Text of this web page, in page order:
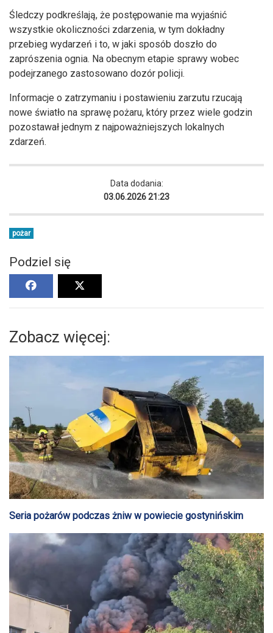
Śledczy podkreślają, że postępowanie ma wyjaśnić
wszystkie okoliczności zdarzenia, w tym dokładny
przebieg wydarzeń i to, w jaki sposób doszło do
zaprószenia ognia. Na obecnym etapie sprawy wobec
podejrzanego zastosowano dozór policji.
Informacje o zatrzymaniu i postawieniu zarzutu rzucają
nowe światło na sprawę pożaru, który przez wiele godzin
pozostawał jednym z najpoważniejszych lokalnych
zdarzeń.
Data dodania:
03.06.2026 21:23
pożar
Podziel się
Zobacz więcej:
Seria pożarów podczas żniw w powiecie gostynińskim